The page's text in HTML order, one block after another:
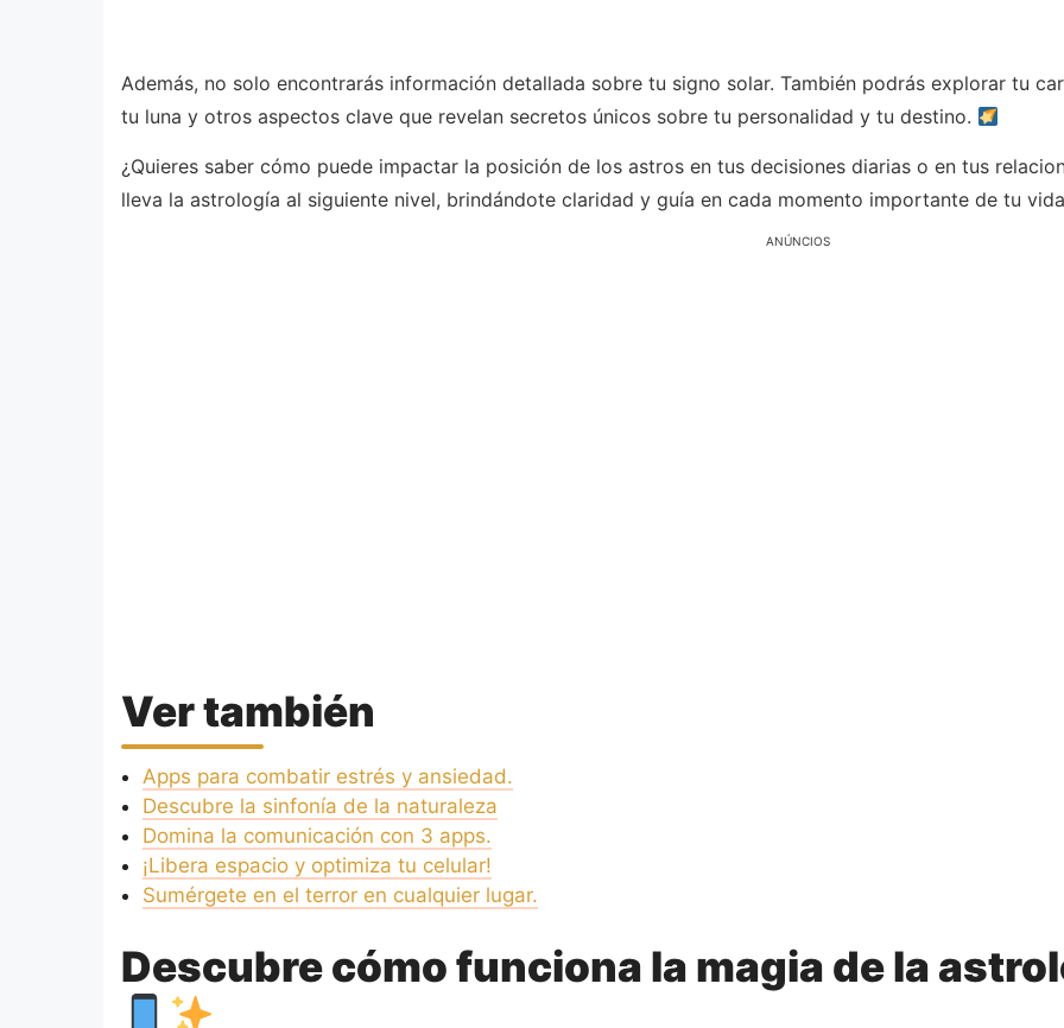
Además, no solo encontrarás información detallada sobre tu signo solar. También podrás explorar tu
tu luna y otros aspectos clave que revelan secretos únicos sobre tu personalidad y tu destino.
¿Quieres saber cómo puede impactar la posición de los astros en tus decisiones diarias o en tus
lleva la astrología al siguiente nivel, brindándote claridad y guía en cada momento importante de tu
ANÚNCIOS
Ver también
Apps para combatir estrés y ansiedad.
Descubre la sinfonía de la naturaleza
Domina la comunicación con 3 apps.
¡Libera espacio y optimiza tu celular!
Sumérgete en el terror en cualquier lugar.
Descubre cómo funciona la magia de la